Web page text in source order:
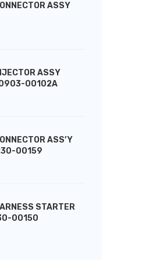
ASSY
ASSY
00102A
ASS’Y
00159
STARTER
00150